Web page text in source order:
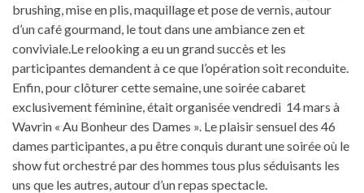
brushing, mise en plis, maquillage et pose de vernis, autour
d’un café gourmand, le tout dans une ambiance zen et
conviviale.Le relooking a eu un grand succès et les
participantes demandent à ce que l’opération soit reconduite.
Enfin, pour clôturer cette semaine, une soirée cabaret
exclusivement féminine, était organisée vendredi 14 mars à
Wavrin « Au Bonheur des Dames ». Le plaisir sensuel des 46
dames participantes, a pu être conquis durant une soirée où le
show fut orchestré par des hommes tous plus séduisants les
uns que les autres, autour d’un repas spectacle.